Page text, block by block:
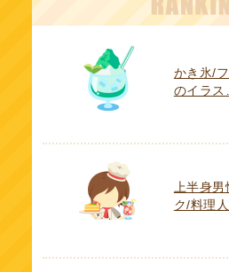
かき氷/
のイラス
上半身
ク/料理